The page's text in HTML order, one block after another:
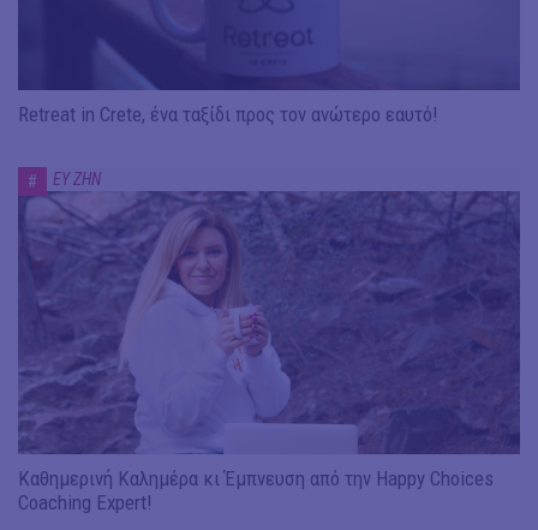
Retreat in Crete, ένα ταξίδι πρoς τον ανώτερο εαυτό!
# ΕΥ ΖΗΝ
Καθημερινή Καλημέρα κι Έμπνευση από την Happy Choices
Coaching Expert!